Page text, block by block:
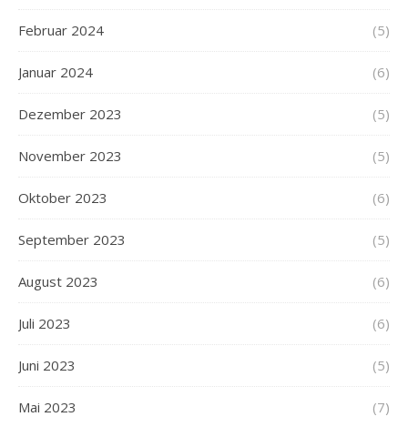
Februar 2024 (5)
Januar 2024 (6)
Dezember 2023 (5)
November 2023 (5)
Oktober 2023 (6)
September 2023 (5)
August 2023 (6)
Juli 2023 (6)
Juni 2023 (5)
Mai 2023 (7)